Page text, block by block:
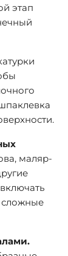
этап
маляр-
сложные